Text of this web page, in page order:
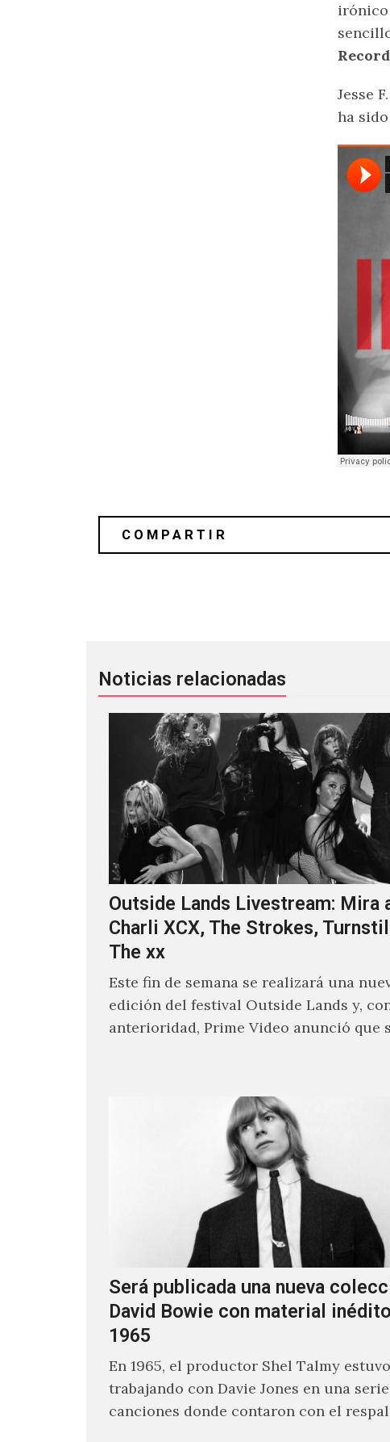
irónico
Jesse
ha
Noticias relacionadas
Outside Lands Livestream: Mira
Charli XCX, The Strokes,
The xx
Este fin de semana se realizará una
edición del festival Outside Lands y,
anterioridad, Prime Video anunció que
Será publicada una nueva
David Bowie con material
1965
En 1965, el productor Shel Talmy estuvo
trabajando con Davie Jones en una
canciones donde contaron con el